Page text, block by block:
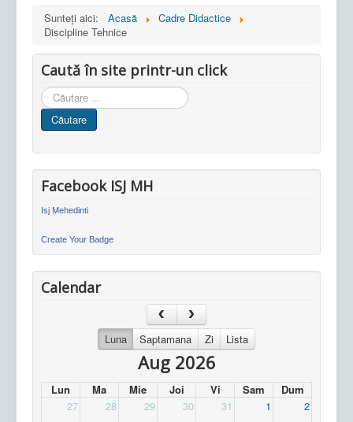
Sunteți aici: Acasă
Cadre Didactice
Discipline Tehnice
Caută în site printr-un click
Cauta
in
site
Căutare
Facebook ISJ MH
Isj Mehedinti
Create Your Badge
Calendar
Luna Saptamana Zi Lista
Aug 2026
Lun Ma Mie Joi Vi Sam
Dum
27
28 29 30 31 1 2